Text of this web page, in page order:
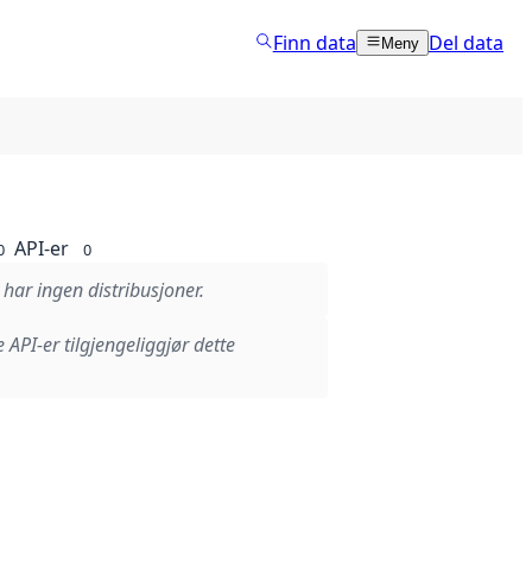
Finn data Meny Del data
API-er 0
ingen distribusjoner.
API-er tilgjengeliggjør dette